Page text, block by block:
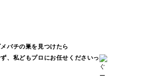
バチの巣を見つけたら
、私どもプロにお任せくださいっ